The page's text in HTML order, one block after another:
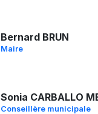
Bernard BRUN
Maire
Sonia CARBALLO
Conseillère municipale